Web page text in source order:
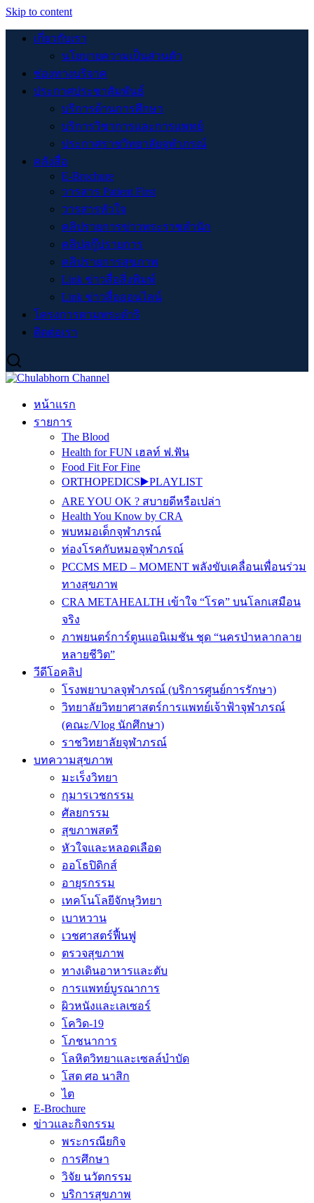
Skip to content
เกี่ยวกับเรา
นโยบายความเป็นส่วนตัว
ช่องทางบริจาค
ประกาศประชาสัมพันธ์
บริการด้านการศึกษา
บริการวิชาการและการแพทย์
ประกาศราชวิทยาลัยจุฬาภรณ์
คลังสื่อ
E-Brochure
วารสาร Patient First
วารสารหัวใจ
คลิปรายการข่าวพระราชสำนัก
คลิปสกู๊ปรายการ
คลิปรายการสุขภาพ
Link ข่าวสื่อสิ่งพิมพ์
Link ข่าวสื่อออนไลน์
โครงการตามพระดำริ
ติดต่อเรา
หน้าแรก
รายการ
The Blood
Health for FUN เฮลท์ ฟ.ฟัน
Food Fit For Fine
ORTHOPEDICS▶️PLAYLIST
ARE YOU OK ? สบายดีหรือเปล่า
Health You Know by CRA
พบหมอเด็กจุฬาภรณ์
ท่องโรคกับหมอจุฬาภรณ์
PCCMS MED – MOMENT พลังขับเคลื่อนเพื่อนร่วม
ทางสุขภาพ
CRA METAHEALTH เข้าใจ “โรค” บนโลกเสมือน
จริง
ภาพยนตร์การ์ตูนแอนิเมชัน ชุด “นครป่าหลากลาย
หลายชีวิต”
วีดีโอคลิป
โรงพยาบาลจุฬาภรณ์ (บริการศูนย์การรักษา)
วิทยาลัยวิทยาศาสตร์การแพทย์เจ้าฟ้าจุฬาภรณ์
(คณะ/Vlog นักศึกษา)
ราชวิทยาลัยจุฬาภรณ์
บทความสุขภาพ
มะเร็งวิทยา
กุมารเวชกรรม
ศัลยกรรม
สุขภาพสตรี
หัวใจและหลอดเลือด
ออโธปิดิกส์
อายุรกรรม
เทคโนโลยีจักษุวิทยา
เบาหวาน
เวชศาสตร์ฟื้นฟู
ตรวจสุขภาพ
ทางเดินอาหารและตับ
การแพทย์บูรณาการ
ผิวหนังและเลเซอร์
โควิด-19
โภชนาการ
โลหิตวิทยาและเซลล์บำบัด
โสต ศอ นาสิก
ไต
E-Brochure
ข่าวและกิจกรรม
พระกรณียกิจ
การศึกษา
วิจัย นวัตกรรม
บริการสุขภาพ